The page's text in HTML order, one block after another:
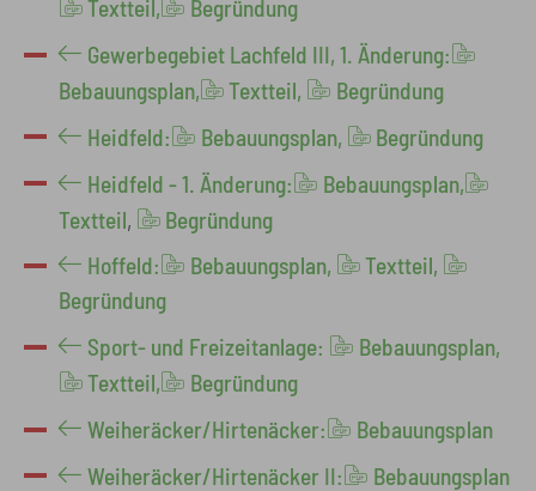
Textteil,
Begründung
Gewerbegebiet Lachfeld III, 1. Änderung:
Bebauungsplan,
Textteil,
Begründung
Heidfeld:
Bebauungsplan,
Begründung
Heidfeld - 1. Änderung:
Bebauungsplan,
Textteil,
Begründung
Hoffeld:
Bebauungsplan,
Textteil,
Begründung
Sport- und Freizeitanlage:
Bebauungsplan,
Textteil,
Begründung
Weiheräcker/Hirtenäcker:
Bebauungsplan
Weiheräcker/Hirtenäcker II:
Bebauungsplan